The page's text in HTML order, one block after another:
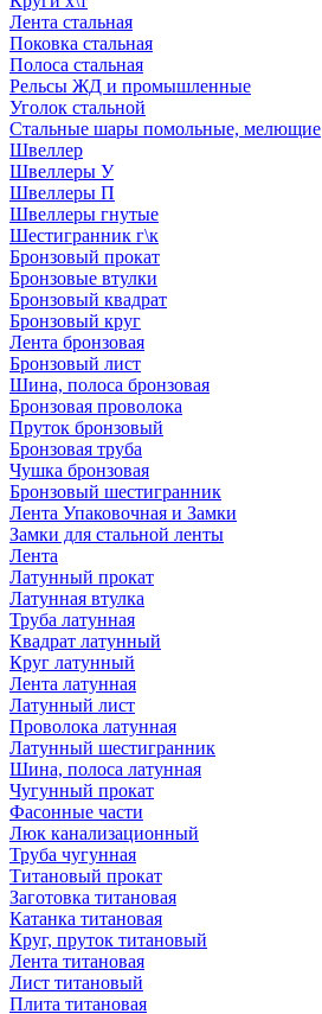
Лента стальная
Поковка стальная
Полоса стальная
Рельсы ЖД и промышленные
Уголок стальной
Стальные шары помольные, мелющие
Швеллер
Швеллеры У
Швеллеры П
Швеллеры гнутые
Шестигранник г\к
Бронзовый прокат
Бронзовые втулки
Бронзовый квадрат
Бронзовый круг
Лента бронзовая
Бронзовый лист
Шина, полоса бронзовая
Бронзовая проволока
Пруток бронзовый
Бронзовая труба
Чушка бронзовая
Бронзовый шестигранник
Лента Упаковочная и Замки
Замки для стальной ленты
Лента
Латунный прокат
Латунная втулка
Труба латунная
Квадрат латунный
Круг латунный
Лента латунная
Латунный лист
Проволока латунная
Латунный шестигранник
Шина, полоса латунная
Чугунный прокат
Фасонные части
Люк канализационный
Труба чугунная
Титановый прокат
Заготовка титановая
Катанка титановая
Круг, пруток титановый
Лента титановая
Лист титановый
Плита титановая